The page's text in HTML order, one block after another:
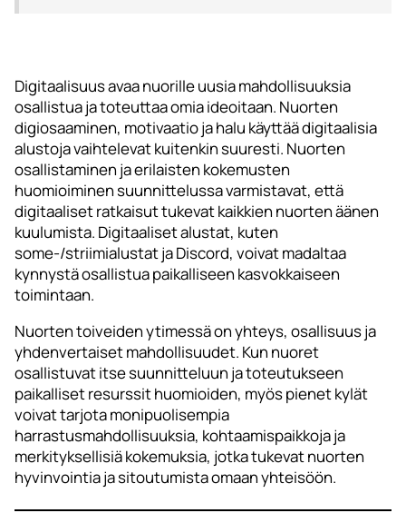
Digitaalisuus avaa nuorille uusia mahdollisuuksia
osallistua ja toteuttaa omia ideoitaan. Nuorten
digiosaaminen, motivaatio ja halu käyttää digitaalisia
alustoja vaihtelevat kuitenkin suuresti. Nuorten
osallistaminen ja erilaisten kokemusten
huomioiminen suunnittelussa varmistavat, että
digitaaliset ratkaisut tukevat kaikkien nuorten äänen
kuulumista. Digitaaliset alustat, kuten
some-/striimialustat ja Discord, voivat madaltaa
kynnystä osallistua paikalliseen kasvokkaiseen
toimintaan.
Nuorten toiveiden ytimessä on yhteys, osallisuus ja
yhdenvertaiset mahdollisuudet. Kun nuoret
osallistuvat itse suunnitteluun ja toteutukseen
paikalliset resurssit huomioiden, myös pienet kylät
voivat tarjota monipuolisempia
harrastusmahdollisuuksia, kohtaamispaikkoja ja
merkityksellisiä kokemuksia, jotka tukevat nuorten
hyvinvointia ja sitoutumista omaan yhteisöön.